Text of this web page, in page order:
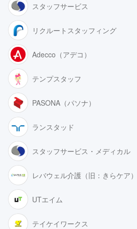
スタッフサービス
リクルートスタッフィング
Adecco（アデコ）
テンプスタッフ
PASONA（パソナ）
ランスタッド
スタッフサービス・メディカル
レバウェル介護（旧：きらケア）
UTエイム
テイケイワークス